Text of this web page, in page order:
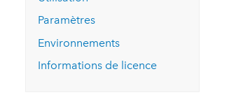
essai gratuit.
Explorer ce cours
Lire le récitParamètres
Environnements
Informations de licence